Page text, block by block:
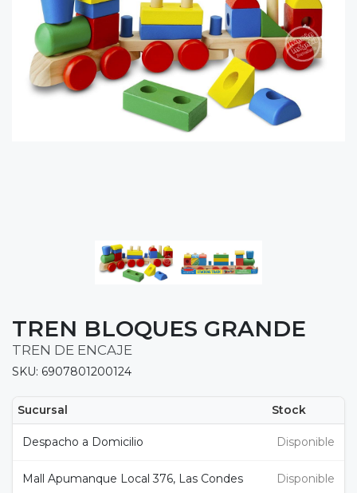
TREN BLOQUES GRANDE
TREN DE ENCAJE
SKU: 6907801200124
Sucursal Stock
Despacho a Domicilio Disponible
Mall Apumanque Local 376, Las Condes Disponible